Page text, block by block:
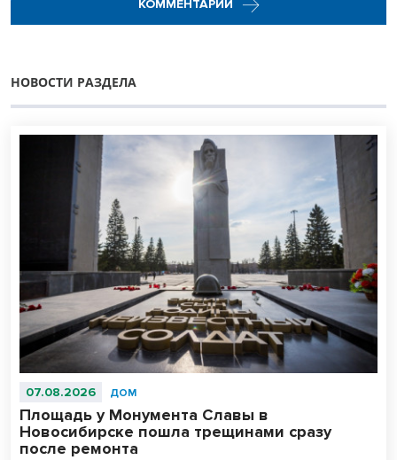
КОММЕНТАРИИ
НОВОСТИ РАЗДЕЛА
07.08.2026 ДОМ
Площадь у Монумента Славы в
Новосибирске пошла трещинами сразу
после ремонта